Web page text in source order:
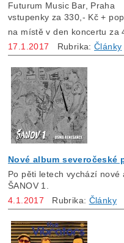
Futurum Music Bar, Praha
vstupenky za 330,- Kč +
na místě v den koncertu za
17.1.2017 Rubrika:Články
Nové album severočeské
Po pěti letech vychází
ŠANOV 1.
4.1.2017 Rubrika: Články